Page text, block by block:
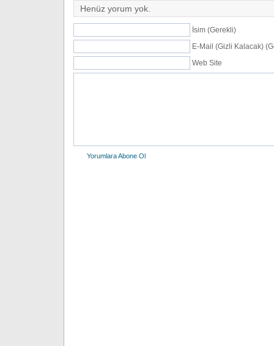
Henüz yorum yok.
İsim (Gerekli)
E-Mail (Gizli Kalacak)
Web Site
Yorumlara Abone Ol